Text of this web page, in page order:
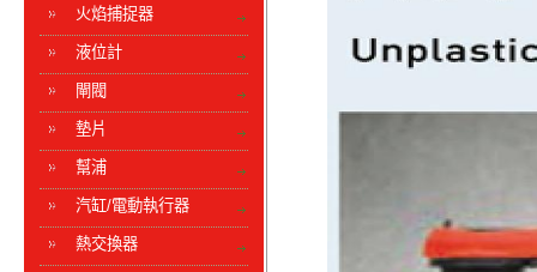
火焰捕捉器
液位計
閘閥
墊片
幫浦
汽缸/電動執行器
熱交換器